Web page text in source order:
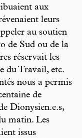
aux
leurs
au soutien
de Sud ou de la
réservait les
du Travail, etc.
nous a permis
de
Dionysien.e.s,
matin. Les
issus